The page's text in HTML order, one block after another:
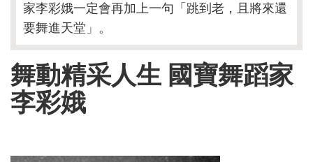
家李彩娥一定會再加上一句「跳到老，且將來還
要舞進天堂」。
舞動精采人生 國寶舞蹈家
李彩娥